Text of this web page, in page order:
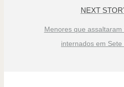
NEXT
Menores que assaltaram
internados em Sete